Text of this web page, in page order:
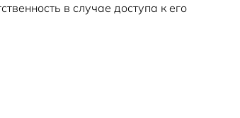
в случае доступа к его